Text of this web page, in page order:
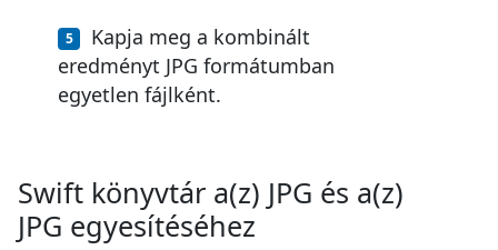
Kapja meg a kombinált
eredményt JPG formátumban
egyetlen fájlként.
Swift könyvtár a(z) JPG és a(z)
JPG egyesítéséhez